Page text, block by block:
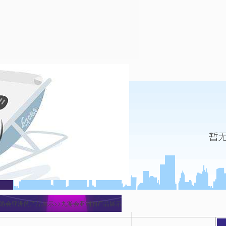
会亚洲的产品展示>>九游会亚洲的产品展示